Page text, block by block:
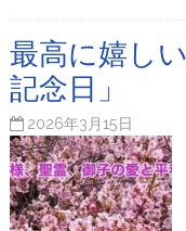
最高に嬉し
記念日」
2026年3月15日